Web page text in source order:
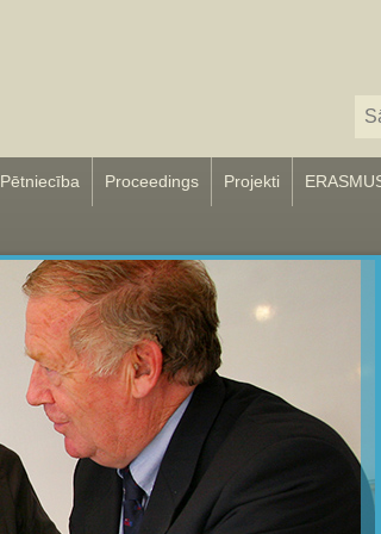
Pētniecība Proceedings Projekti